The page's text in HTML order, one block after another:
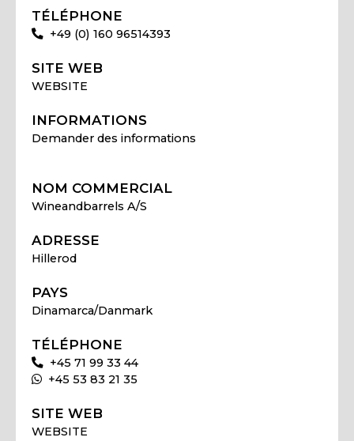
TÉLÉPHONE
+49 (0) 160 96514393
SITE WEB
WEBSITE
INFORMATIONS
Demander des informations
NOM COMMERCIAL
Wineandbarrels A/S
ADRESSE
Hillerod
PAYS
Dinamarca/Danmark
TÉLÉPHONE
+45 71 99 33 44
+45 53 83 21 35
SITE WEB
WEBSITE